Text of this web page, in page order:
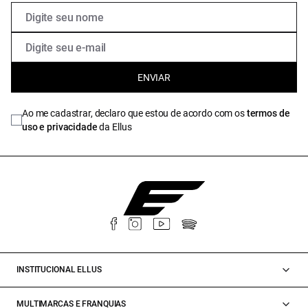
ENVIAR
Ao me cadastrar, declaro que estou de acordo com ostermos de
uso e privacidadeda Ellus
INSTITUCIONAL ELLUS
MULTIMARCAS E FRANQUIAS